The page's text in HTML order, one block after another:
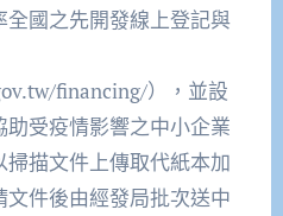
國之先開發線上登記與
financing/），並設
受疫情影響之中小企業
描文件上傳取代紙本加
件後由經發局批次送中